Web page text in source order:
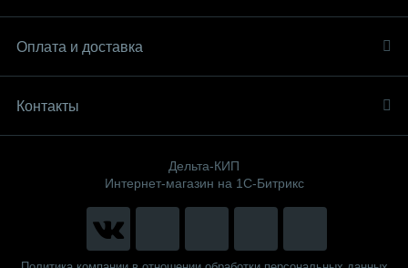
Оплата и доставка
Контакты
Дельта-КИП
Интернет-магазин на 1С-Битрикс